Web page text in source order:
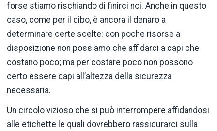
forse stiamo rischiando di finirci noi. Anche in questo
caso, come per il cibo, è ancora il denaro a
determinare certe scelte: con poche risorse a
disposizione non possiamo che affidarci a capi che
costano poco; ma per costare poco non possono
certo essere capi all’altezza della sicurezza
necessaria.
Un circolo vizioso che si può interrompere affidandosi
alle etichette le quali dovrebbero rassicurarci sulla